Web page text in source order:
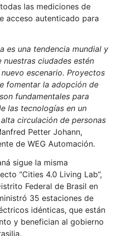
las mediciones de
acceso autenticado para
es una tendencia mundial y
ciudades estén
escenario. Proyectos
fomentar la adopción de
fundamentales para
las tecnologías en un
circulación de personas
Petter Johann,
de WEG Automación.
sigue la misma
“Cities 4.0 Living Lab”,
Federal de Brasil en
35 estaciones de
idénticas, que están
y benefician al gobierno